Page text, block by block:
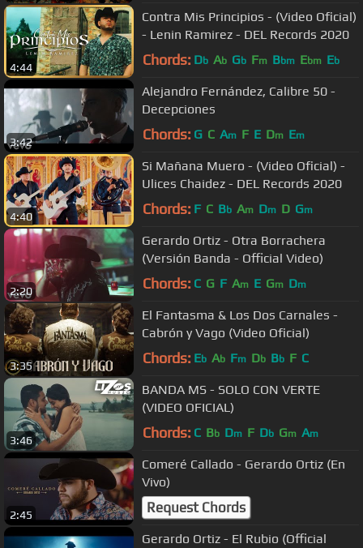
4:44
Contra Mis Principios - (Video Oficial)
- Lenin Ramirez - DEL Records 2020
Chords: Db Ab Gb Fm Bbm Ebm Eb
3:42
Alejandro Fernández, Calibre 50 -
Decepciones
Chords: G C Am F E Dm Em
4:40
Si Mañana Muero - (Video Oficial) -
Ulices Chaidez - DEL Records 2020
Chords: F C Bb Am Dm D Gm
2:20
Gerardo Ortiz - Otra Borrachera
(Versión Banda - Official Video)
Chords: C G F Am E Gm Dm
3:35
El Fantasma & Los Dos Carnales -
Cabrón y Vago (Video Oficial)
Chords: Eb Ab Fm Db Bb F C
3:46
BANDA MS - SOLO CON VERTE
(VIDEO OFICIAL)
Chords: C Bb Dm F Db Gm Am
2:45
Comeré Callado - Gerardo Ortiz (En
Vivo)
Request Chords
Gerardo Ortiz - El Rubio (Official